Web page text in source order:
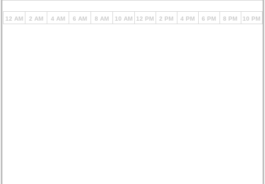
12 AM 2 AM 4 AM 6 AM 8 AM 10 AM 12 PM 2 PM 4 PM 6 PM 8 PM 10 PM